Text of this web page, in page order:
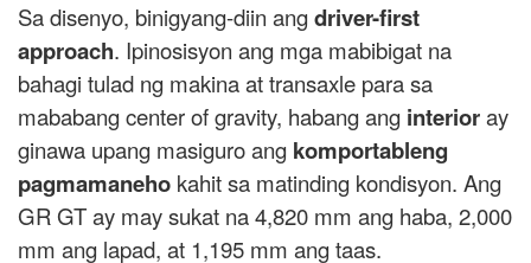
Sa disenyo, binigyang-diin angdriver-first
approach. Ipinosisyon ang mga mabibigat na
bahagi tulad ng makina at transaxle para sa
mababang center of gravity, habang ang interioray
ginawa upang masiguro ang komportableng
pagmamaneho kahit sa matinding kondisyon. Ang
GR GT ay may sukat na 4,820 mm ang haba, 2,000
mm ang lapad, at 1,195 mm ang taas.